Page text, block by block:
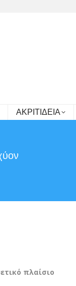
ΑΚΡΙΤΙΔΕΙΑ
πλαίσιο